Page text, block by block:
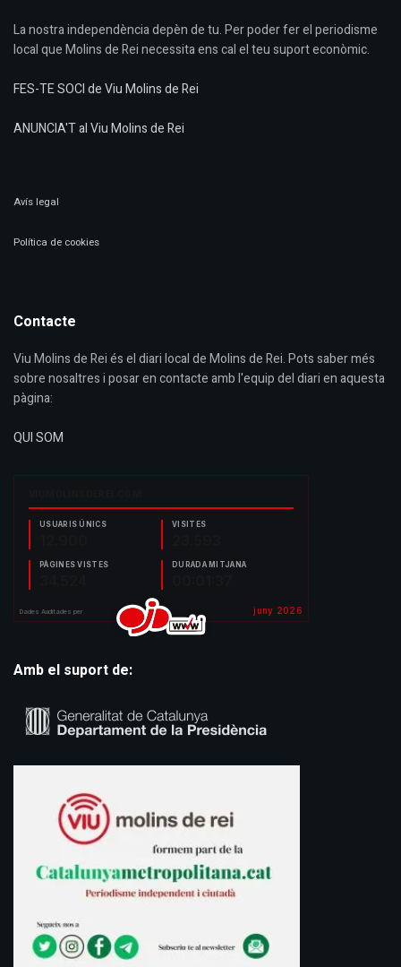
La nostra independència depèn de tu. Per poder fer el periodisme
local que Molins de Rei necessita ens cal el teu suport econòmic.
FES-TE SOCI de Viu Molins de Rei
ANUNCIA'T al Viu Molins de Rei
Avís legal
Política de cookies
Contacte
Viu Molins de Rei és el diari local de Molins de Rei. Pots saber més
sobre nosaltres i posar en contacte amb l'equip del diari en aquesta
pàgina:
QUI SOM
Amb el suport de: